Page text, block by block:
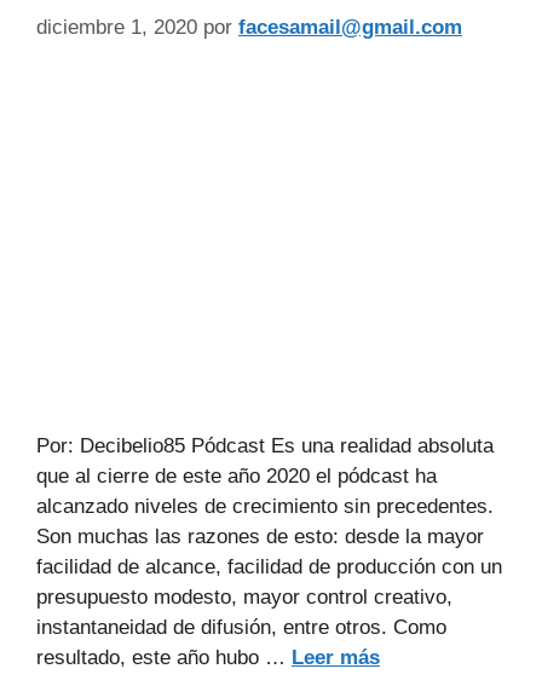
diciembre 1, 2020 por facesamail@gmail.com
Por: Decibelio85 Pódcast Es una realidad absoluta
que al cierre de este año 2020 el pódcast ha
alcanzado niveles de crecimiento sin precedentes.
Son muchas las razones de esto: desde la mayor
facilidad de alcance, facilidad de producción con un
presupuesto modesto, mayor control creativo,
instantaneidad de difusión, entre otros. Como
resultado, este año hubo … Leer más